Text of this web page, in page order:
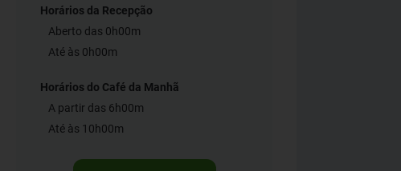
Horários da Recepção
Aberto das 0h00m
Até às 0h00m
Horários do Café da Manhã
A partir das 6h00m
Até às 10h00m